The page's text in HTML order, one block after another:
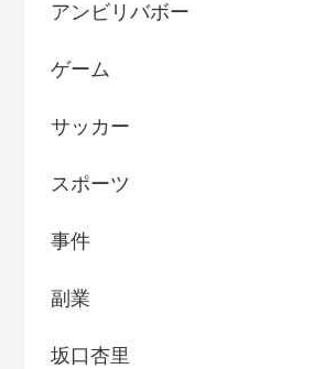
アンビリバボー
ゲーム
サッカー
スポーツ
事件
副業
坂口杏里